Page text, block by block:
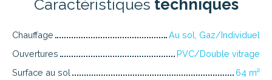
Caractéristiques techniques
Chauffage
Au sol, Gaz/Individuel
Ouvertures
PVC/Double vitrage
Surface au sol
64 m²